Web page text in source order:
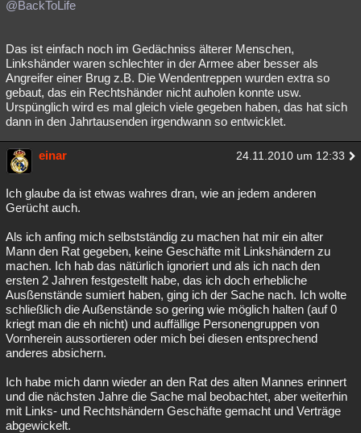
@BackToLife
Das ist einfach noch im Gedächniss älterer Menschen,
Linkshänder waren schlechter in der Armee aber besser als
Angreifer einer Brug z.B. Die Wendentreppen wurden extra so
gebaut, das ein Rechtshänder nicht auholen konnte usw.
Urspünglich wird es mal gleich viele gegeben haben, das hat sich
dann in den Jahrtausenden irgendwann so entwicklet.
einar 24.11.2010 um 12:33
Ich glaube da ist etwas wahres dran, wie an jedem anderen
Gerücht auch.
Als ich anfing mich selbstständig zu machen hat mir ein alter
Mann den Rat gegeben, keine Geschäfte mit Linkshändern zu
machen. Ich hab das nätürlich ignoriert und als ich nach den
ersten 2 Jahren festgestellt habe, das ich doch erhebliche
Ausßenstände sumiert haben, ging ich der Sache nach. Ich wolte
schließlich die Außenstände so gering wie möglich halten (auf 0
kriegt man die eh nicht) und auffällige Personengruppen von
Vornherein aussortieren oder mich bei diesen entsprechend
anderes absichern.
Ich habe mich dann wieder an den Rat des alten Mannes erinnert
und die nächsten Jahre die Sache mal beobachtet, aber weiterhin
mit Links- und Rechtshändern Geschäfte gemacht und Verträge
abgewickelt.